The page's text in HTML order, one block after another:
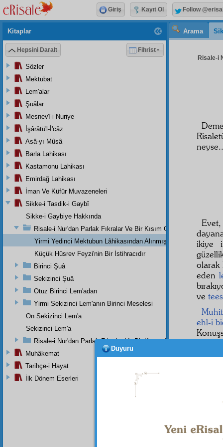
Arama
Risale-i
ikiye
olarak
eden
ve
Muhit
ehl-i
Kitaplar
Hepsini Daralt Fihrist
Sözler
Mektubat
Lem'alar
Şuâlar
Mesnevî-i Nuriye
İşârâtü'l-İ'câz
Asâ-yı Mûsâ
Barla Lahikası
Kastamonu Lahikası
Emirdağ Lahikası
İman Ve Küfür Muvazeneleri
Sikke-i Tasdik-i Gaybî
Sikke-i Gaybiye Hakkında
Risale-i Nur'dan Parlak Fıkralar Ve Bir Kısım Güzel Mektuplar
Yirmi Yedinci Mektubun Lâhikasından Alınmış Mühim Parçalar
Küçük Hüsrev Feyzi'nin Bir İstihracıdır
Birinci Şuâ
Sekizinci Şuâ
Otuz Birinci Lem'adan
Yirmi Sekizinci Lem'anın Birinci Meselesi
On Sekizinci Lem'a
Sekizinci Lem'a
Risale-i Nur'dan Parlak Fıkralar Ve Bir Kısım Güzel Mektuplar
Muhâkemat
Tarihçe-i Hayat
İlk Dönem Eserleri
Giriş Kayıt Ol Follow
Duyuru